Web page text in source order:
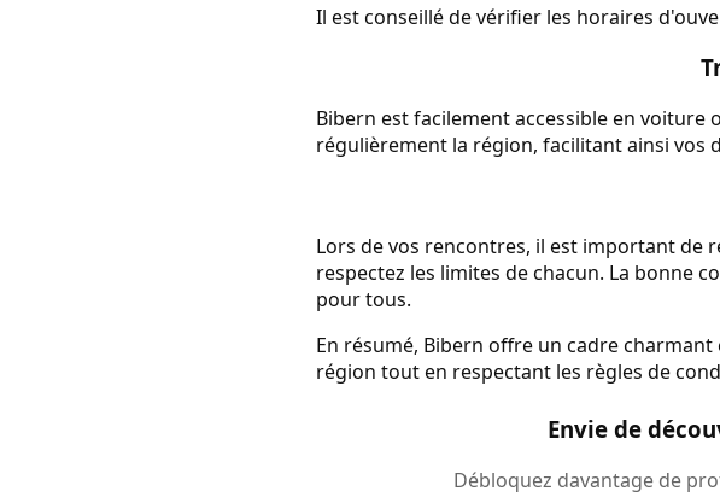
Il est conseillé de vérifier les horaires
Bibern est facilement accessible en
régulièrement la région, facilitant ainsi vos
Lors de vos rencontres, il est important de
respectez les limites de chacun. La bonne
pour tous.
En résumé, Bibern offre un cadre
région tout en respectant les règles de
Envie de
Débloquez davantage de